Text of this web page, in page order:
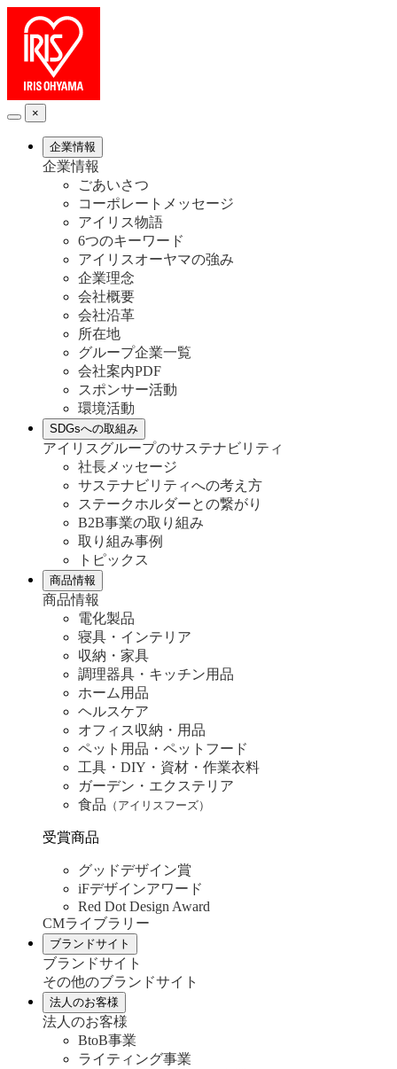
×
企業情報
企業情報
ごあいさつ
コーポレートメッセージ
アイリス物語
6つのキーワード
アイリスオーヤマの強み
企業理念
会社概要
会社沿革
所在地
グループ企業一覧
会社案内PDF
スポンサー活動
環境活動
SDGsへの取組み
アイリスグループのサステナビリティ
社長メッセージ
サステナビリティへの考え方
ステークホルダーとの繋がり
B2B事業の取り組み
取り組み事例
トピックス
商品情報
商品情報
電化製品
寝具・インテリア
収納・家具
調理器具・キッチン用品
ホーム用品
ヘルスケア
オフィス収納・用品
ペット用品・ペットフード
工具・DIY・資材・作業衣料
ガーデン・エクステリア
食品 （アイリスフーズ）
受賞商品
グッドデザイン賞
iFデザインアワード
Red Dot Design Award
CMライブラリー
ブランドサイト
ブランドサイト
その他のブランドサイト
法人のお客様
法人のお客様
BtoB事業
ライティング事業